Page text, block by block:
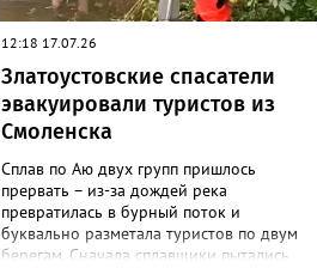
12:18 17.07.26
Златоустовские спасатели
эвакуировали туристов из
Смоленска
Сплав по Аю двух групп пришлось
прервать – из-за дождей река
превратилась в бурный поток и
буквально разметала туристов по двум
берегам. Сначала сплавщики пытались